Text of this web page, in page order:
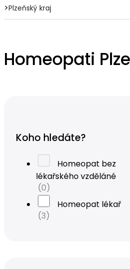
>Plzeňský kraj
Homeopati
Koho hledáte?
Homeopat bez
lékařského vzděláné
(0)
Homeopat lékař
(3)